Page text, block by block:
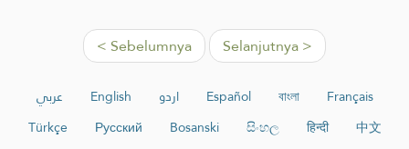
< Sebelumnya Selanjutnya >
عربي English اردو Español বাংলা
Français
Türkçe
Русский Bosanski සිංහල हिन्दी
中文